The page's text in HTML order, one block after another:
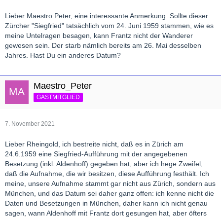
Lieber Maestro Peter, eine interessante Anmerkung. Sollte dieser
Zürcher "Siegfried" tatsächlich vom 24. Juni 1959 stammen, wie es
meine Untelragen besagen, kann Frantz nicht der Wanderer
gewesen sein. Der starb nämlich bereits am 26. Mai desselben
Jahres. Hast Du ein anderes Datum?
Maestro_Peter
GASTMITGLIED
7. November 2021
Lieber Rheingold, ich bestreite nicht, daß es in Zürich am
24.6.1959 eine Siegfried-Aufführung mit der angegebenen
Besetzung (inkl. Aldenhoff) gegeben hat, aber ich hege Zweifel,
daß die Aufnahme, die wir besitzen, diese Aufführung festhält. Ich
meine, unsere Aufnahme stammt gar nicht aus Zürich, sondern aus
München, und das Datum sei daher ganz offen: ich kenne nicht die
Daten und Besetzungen in München, daher kann ich nicht genau
sagen, wann Aldenhoff mit Frantz dort gesungen hat, aber öfters